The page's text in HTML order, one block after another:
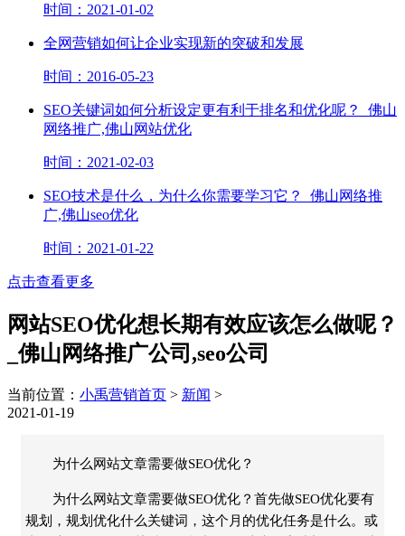
时间：2021-01-02
全网营销如何让企业实现新的突破和发展
时间：2016-05-23
SEO关键词如何分析设定更有利于排名和优化呢？_佛山
网络推广,佛山网站优化
时间：2021-02-03
SEO技术是什么，为什么你需要学习它？_佛山网络推
广,佛山seo优化
时间：2021-01-22
点击查看更多
网站SEO优化想长期有效应该怎么做呢？
_佛山网络推广公司,seo公司
当前位置： 小禹营销首页 > 新闻 >
2021-01-19
为什么网站文章需要做SEO优化？
为什么网站文章需要做SEO优化？首先做SEO优化要有
规划，规划优化什么关键词，这个月的优化任务是什么。或